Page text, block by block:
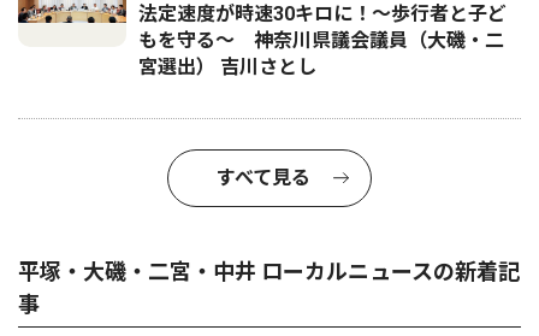
法定速度が時速30キロに！〜歩行者と子ど
もを守る〜 神奈川県議会議員（大磯・二
宮選出） 吉川さとし
すべて見る
平塚・大磯・二宮・中井 ローカルニュースの新着記
事